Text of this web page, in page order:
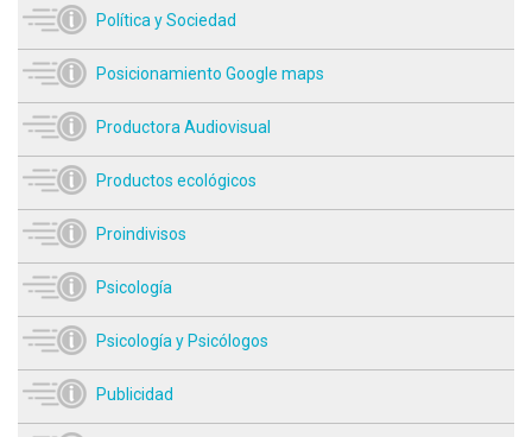
Política y Sociedad
Posicionamiento Google maps
Productora Audiovisual
Productos ecológicos
Proindivisos
Psicología
Psicología y Psicólogos
Publicidad